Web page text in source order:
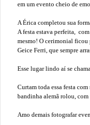
em um evento cheio de
A Érica completou sua
A festa estava perfeita,
mesmo! O cerimonial ficou
Geice Ferri, que sempre
Esse lugar lindo aí se
Curtam toda essa festa
bandinha alemã rolou,
Amo demais fotografar